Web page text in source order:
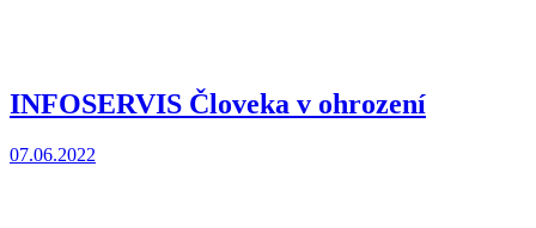
INFOSERVIS Človeka v ohrození
07.06.2022